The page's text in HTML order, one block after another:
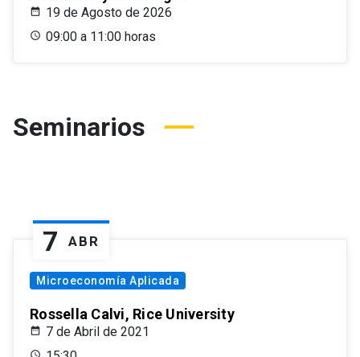
19 de Agosto de 2026
09:00 a 11:00 horas
Seminarios
7 ABR
Microeconomía Aplicada
Rossella Calvi, Rice University
7 de Abril de 2021